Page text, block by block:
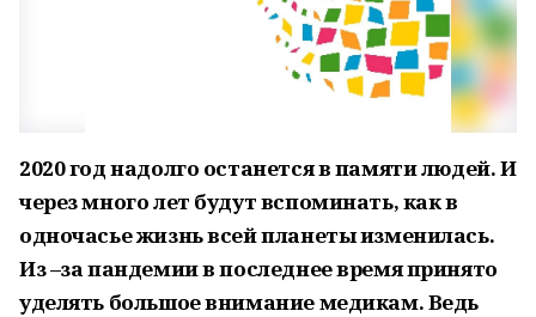
2020 год надолго останется в памяти людей. И
через много лет будут вспоминать, как в
одночасье жизнь всей планеты изменилась.
Из –за пандемии в последнее время принято
уделять большое внимание медикам. Ведь